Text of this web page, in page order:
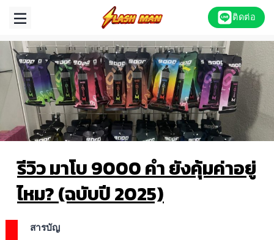
ติดต่อ
รีวิว มาโบ 9000 คํา ยังคุ้มค่าอยู่
ไหม? (ฉบับปี 2025)
สารบัญ